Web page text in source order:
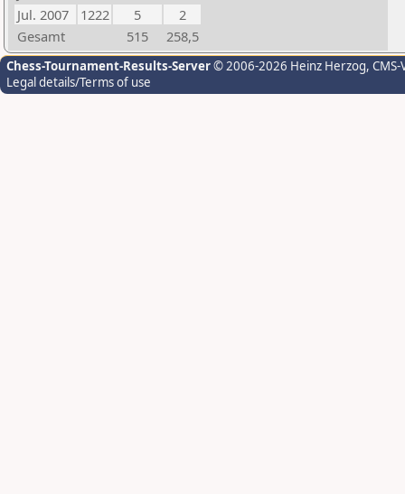
Jul. 2007
1222 5
2
Gesamt
515 258,5
Chess-Tournament-Results-Server© 2006-2026 Heinz Herzog,
Legal details/Terms of use